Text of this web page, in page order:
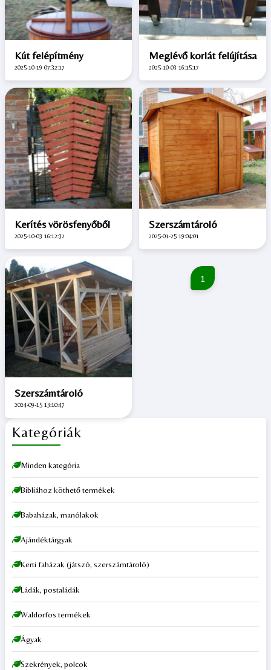
Kategóriák
Minden kategória
Bibliához köthető termékek
Babaházak, manólakok
Ajándéktárgyak
Kerti faházak (játszó, szerszámtároló)
Ládák, postaládák
Waldorfos termékek
Ágyak
Szekrények, polcok
Kút felépítmény
2025-10-19 07:32:17
Meglévő korlát felújítása
2025-10-03 16:15:17
Kerítés vörösfenyőből
2025-10-03 16:12:32
Szerszámtároló
2025-01-25 19:04:01
Szerszámtároló
2024-09-15 13:10:47
1